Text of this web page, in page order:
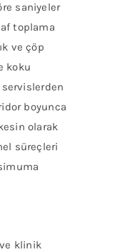
saniyeler
toplama
ve çöp
koku
boyunca
olarak
süreçleri
klinik